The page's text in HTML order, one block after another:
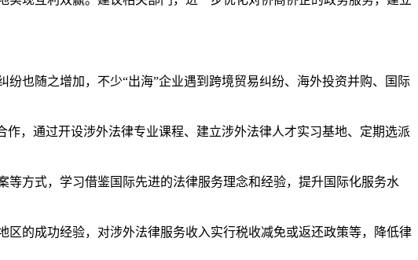
也随之增加，不少“出海”企业遇到跨境贸易纠纷、海外投资并购、国际
，通过开设涉外法律专业课程、建立涉外法律人才实习基地、定期选派
方式，学习借鉴国际先进的法律服务理念和经验，提升国际化服务水
的成功经验，对涉外法律服务收入实行税收减免或返还政策等，降低律